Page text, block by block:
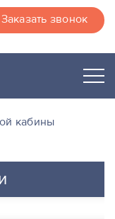
Заказать звонок
кабины